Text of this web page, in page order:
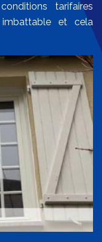
tarifaires
et cela